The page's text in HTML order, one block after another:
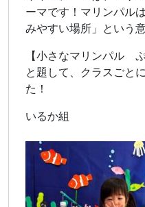
ーマです！マリンパル
みやすい場所」という
【小さなマリンパル
と題して、クラスごと
た！
いるか組